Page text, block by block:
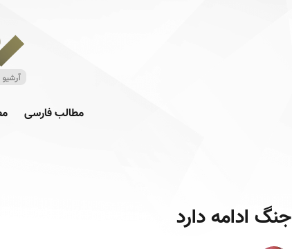
مطالب فارسی
جنگ ادامه دارد